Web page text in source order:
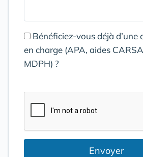
Bénéficiez-vous déjà d’une
en charge (APA, aides
MDPH) ?
Envoyer